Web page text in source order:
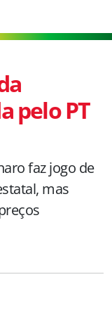
pelo PT
faz jogo de
mas